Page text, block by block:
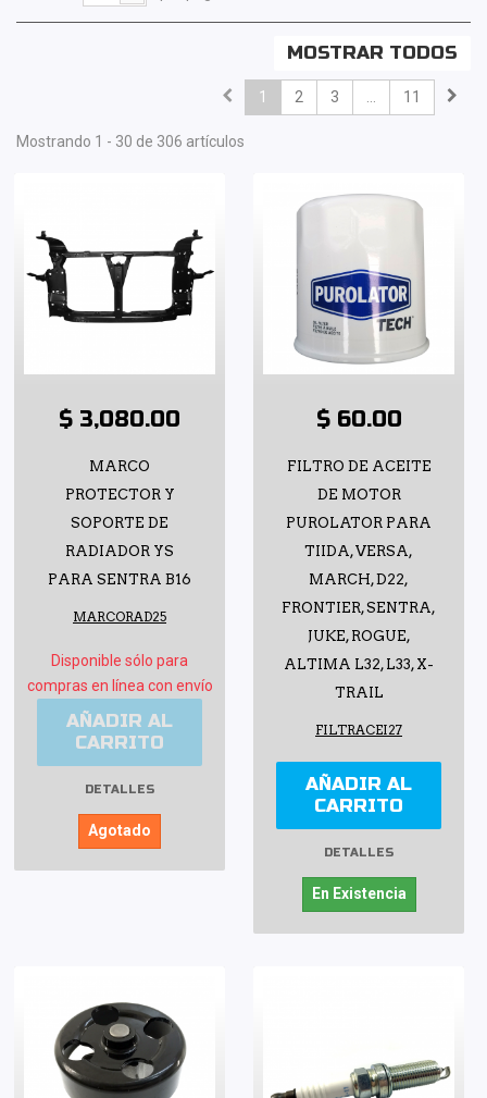
MOSTRAR TODOS
1 2 3 ... 11
Mostrando 1 - 30 de 306 artículos
$ 3,080.00
MARCO
PROTECTOR Y
SOPORTE DE
RADIADOR YS
PARA SENTRA B16
MARCORAD25
Disponible sólo para
compras en línea con envío
AÑADIR AL
CARRITO
DETALLES
Agotado
$ 60.00
FILTRO DE ACEITE
DE MOTOR
PUROLATOR PARA
TIIDA, VERSA,
MARCH, D22,
FRONTIER, SENTRA,
JUKE, ROGUE,
ALTIMA L32, L33, X-
TRAIL
FILTRACEI27
AÑADIR AL
CARRITO
DETALLES
En Existencia